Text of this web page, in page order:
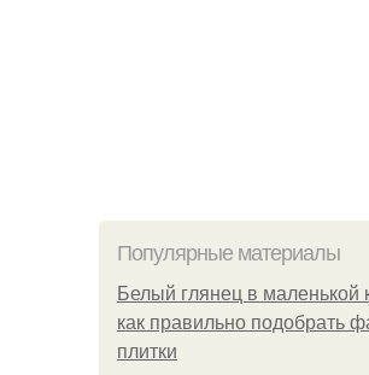
Популярные материалы
Белый глянец в маленькой
как правильно подобрать
плитки